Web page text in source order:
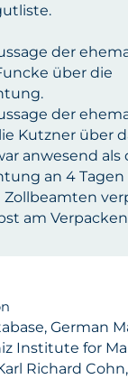
der
über die
der
Kutzner über
anwesend als
an 4 Tagen
am
German
Institute for
Richard